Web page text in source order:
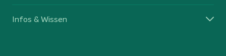
Infos & Wissen